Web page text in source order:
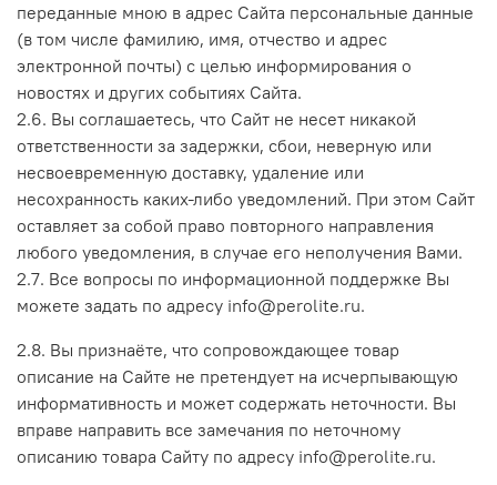
переданные мною в адрес Сайта персональные данные
(в том числе фамилию, имя, отчество и адрес
электронной почты) с целью информирования о
новостях и других событиях Сайта.
2.6. Вы соглашаетесь, что Сайт не несет никакой
ответственности за задержки, сбои, неверную или
несвоевременную доставку, удаление или
несохранность каких-либо уведомлений. При этом Сайт
оставляет за собой право повторного направления
любого уведомления, в случае его неполучения Вами.
2.7. Все вопросы по информационной поддержке Вы
можете задать по адресу info@perolite.ru.
2.8. Вы признаёте, что сопровождающее товар
описание на Сайте не претендует на исчерпывающую
информативность и может содержать неточности. Вы
вправе направить все замечания по неточному
описанию товара Сайту по адресу info@perolite.ru.